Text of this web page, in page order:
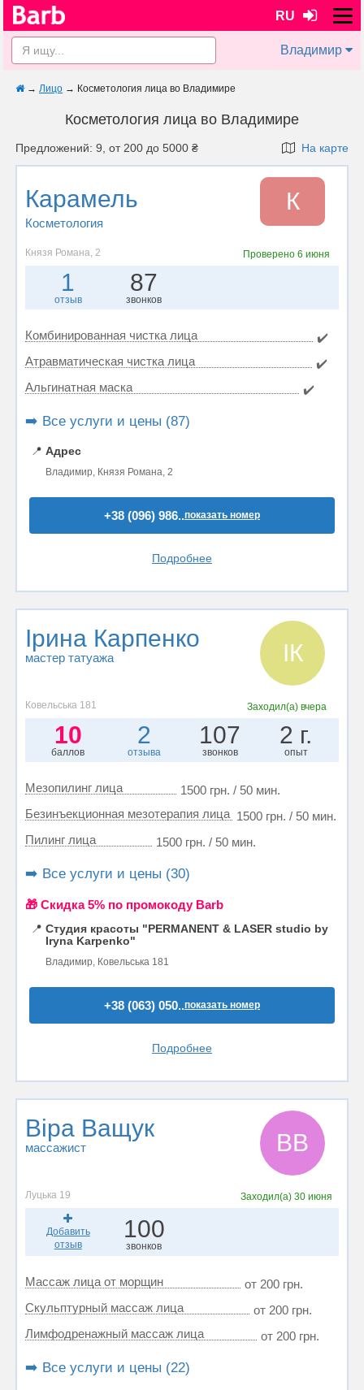
RU
Владимир
→ Лицо → Косметология лица во Владимире
Косметология лица во Владимире
Предложений: 9, от 200 до 5000 ₴ На карте
Карамель
Косметология
К
Князя Романа, 2 Проверено6 июня
1
отзыв
87
звонков
Комбинированная чистка лица
✔️
Атравматическая чистка лица
✔️
Альгинатная маска
✔️
➡️ Все услуги и цены (87)
📍 Адрес
Владимир, Князя Романа, 2
+38 (096) 986..показать номер
Подробнее
Ірина Карпенко
мастер татуажа ІК
Ковельська 181 Заходил(а) вчера
10
баллов
2
отзыва
107
звонков
2 г.
опыт
Мезопилинг лица
1500 грн. / 50 мин.
Безинъекционная мезотерапия лица 1500 грн. / 50 мин.
Пилинг лица
1500 грн. / 50 мин.
➡️ Все услуги и цены (30)
🎁 Cкидка 5% по промокоду Barb
📍 Студия красоты "PERMANENT & LASER studio by
Iryna Karpenko"
Владимир, Ковельська 181
+38 (063) 050..показать номер
Подробнее
Віра Ващук
массажист ВВ
Луцька 19 Заходил(а)30 июня
Добавить
отзыв
100
звонков
Массаж лица от морщин
от 200 грн.
Скульптурный массаж лица
от 200 грн.
Лимфодренажный массаж лица
от 200 грн.
➡️ Все услуги и цены (22)